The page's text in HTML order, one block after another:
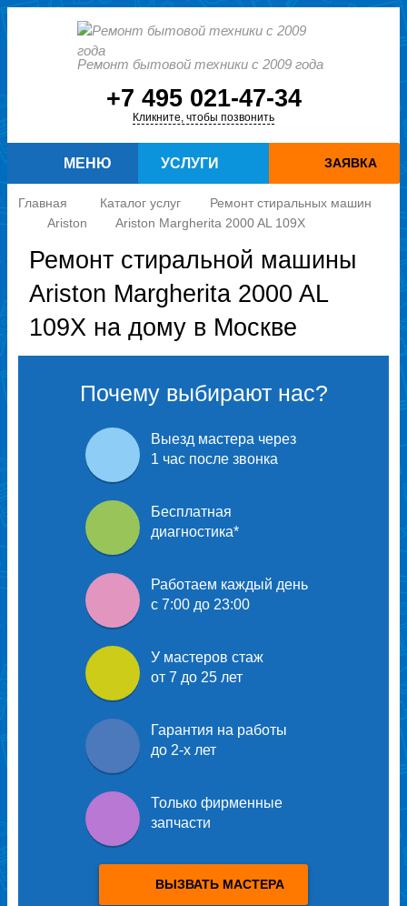
Ремонт бытовой техники с 2009 года
+7 495 021-47-34
Кликните, чтобы позвонить
УСЛУГИ
МЕНЮ ЗАЯВКА
Главная Каталог услуг
Ремонт стиральных машин
Ariston
Ariston Margherita 2000 AL 109X
Ремонт стиральной машины
Ariston Margherita 2000 AL
109X на дому в Москве
Почему выбирают нас?
Выезд мастера через
1 час после звонка
Бесплатная
диагностика*
Работаем каждый день
с 7:00 до 23:00
У мастеров стаж
от 7 до 25 лет
Гарантия на работы
до 2-х лет
Только фирменные
запчасти
ВЫЗВАТЬ МАСТЕРА